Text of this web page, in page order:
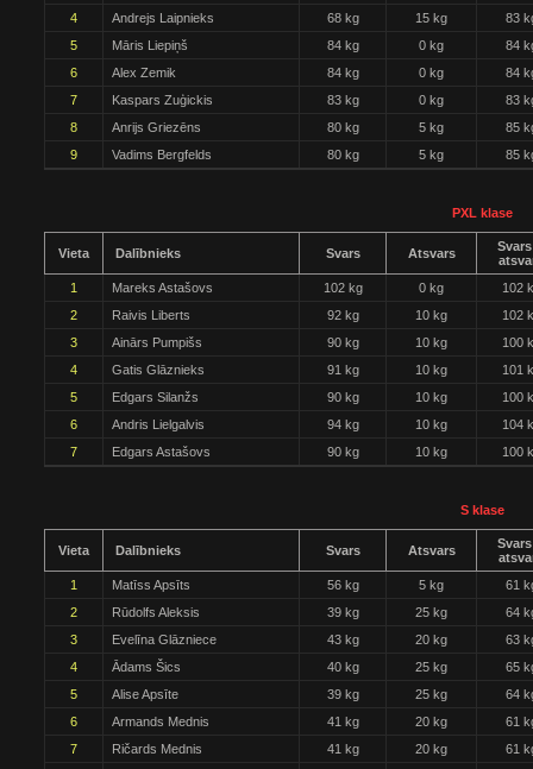
4
Andrejs Laipnieks 68 kg 15 kg
83
5
Māris Liepiņš 84 kg 0 kg
84
6
Alex Zemik 84 kg 0 kg
84
7
Kaspars Zuģickis 83 kg 0 kg
83
8
Anrijs Griezēns 80 kg 5 kg
85
9
Vadims Bergfelds 80 kg 5 kg 85
PXL klase
Vieta Dalībnieks Svars Atsvars
1
Mareks Astašovs 102 kg 0 kg
102
2
Raivis Liberts 92 kg 10 kg
102
3
Ainārs Pumpišs 90 kg 10 kg
100
4
Gatis Glāznieks 91 kg 10 kg
101
5
Edgars Silanžs 90 kg 10 kg
100
6
Andris Lielgalvis 94 kg 10 kg
104
7
Edgars Astašovs 90 kg 10 kg 100
S klase
Vieta Dalībnieks Svars Atsvars
1
Matīss Apsīts 56 kg 5 kg
61
2
Rūdolfs Aleksis 39 kg 25 kg
64
3
Evelīna Glāzniece 43 kg 20 kg
63
4
Ādams Šics 40 kg 25 kg
65
5
Alise Apsīte 39 kg 25 kg
64
6
Armands Mednis 41 kg 20 kg
61
7
Ričards Mednis 41 kg 20 kg
61